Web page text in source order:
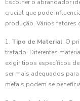
Escolher o abrandador
crucial que pode
produção. Vários fatores
1. Tipo de Material: O
tratado. Diferentes
exigir tipos específicos
ser mais adequados
metais podem se